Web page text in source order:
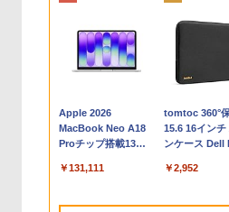
Apple 2026
MacBook Neo A18
Proチップ搭載13イ
AIとApple
設計、Liquid Retina
￥131,111
tomtoc 360°
15.6 16インチ
ンケース Dell
dynabook
￥2,952